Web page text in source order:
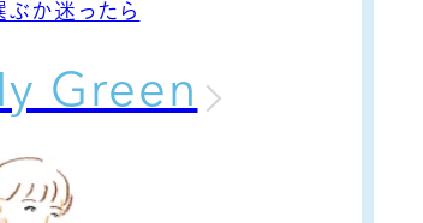
ぶか迷ったら
Green